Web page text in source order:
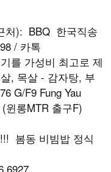
처): BBQ 한국직송
/ 카톡
를 가성비 최고로 제
, 목살 - 감자탕, 부
G/F9 Fung Yau
윈롱MTR 출구F)
봄동 비빔밥 정식
6927